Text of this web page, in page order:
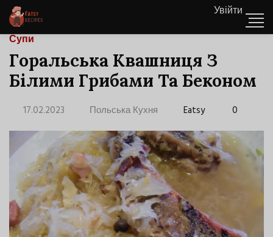
Увійти
Супи
Горальська Квашниця З
Білими Грибами Та Беконом
17.02.2023 Польська Кухня Eatsy 0